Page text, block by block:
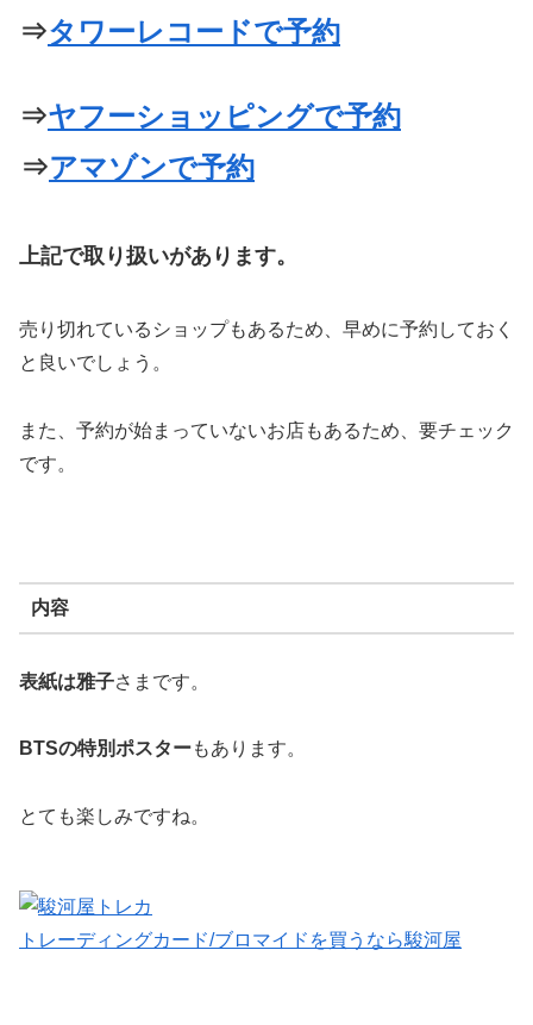
⇒タワーレコードで予約
⇒ヤフーショッピングで予約
⇒アマゾンで予約
上記で取り扱いがあります。
売り切れているショップもあるため、早めに予約しておく
と良いでしょう。
また、予約が始まっていないお店もあるため、要チェック
です。
内容
表紙は雅子さまです。
BTSの特別ポスターもあります。
とても楽しみですね。
トレーディングカード/ブロマイドを買うなら駿河屋